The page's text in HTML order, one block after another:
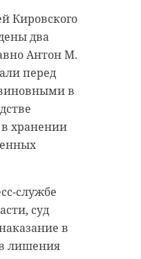
Кировского
два
Антон М.
перед
в
хранении
службе
суд
в
лишения